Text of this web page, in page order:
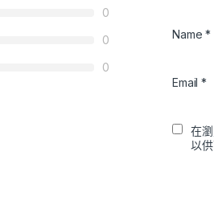
0
0
0
Name*
Email*
在
以